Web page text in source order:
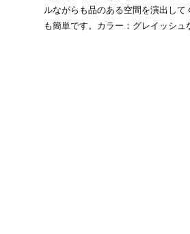
ルながらも品のある空間を演出し
も簡単です。カラー：グレイッシュ